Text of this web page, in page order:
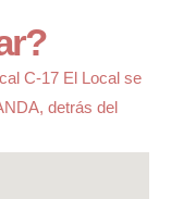
C-17 El Local se
detrás del